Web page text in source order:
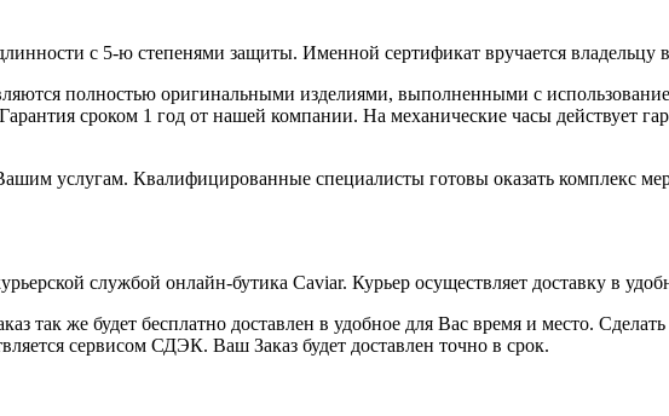
с 5-ю степенями защиты. Именной сертификат вручается владельцу
полностью оригинальными изделиями, выполненными с
сроком 1 год от нашей компании. На механические часы действует
услугам. Квалифицированные специалисты готовы оказать комплекс
службой онлайн-бутика Caviar. Курьер осуществляет доставку в
же будет бесплатно доставлен в удобное для Вас время и место.
сервисом СДЭК. Ваш Заказ будет доставлен точно в срок.